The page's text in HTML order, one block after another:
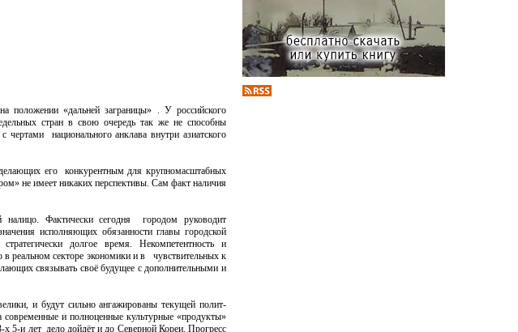
положении «дальней заграницы» . У российского
стран в свою очередь так же не способны
чертами национального анклава внутри азиатского
его конкурентным для крупномасштабных
не имеет никаких перспективы. Сам факт наличия
налицо. Фактически сегодня городом руководит
исполняющих обязанности главы городской
долгое время. Некомпетентность и
в реальном секторе экономики и в чувствительных к
связывать своё будущее с дополнительными и
и будут сильно ангажированы текущей полит-
и полноценные культурные «продукты»
х 5-и лет дело дойдёт и до Северной Кореи. Прогресс